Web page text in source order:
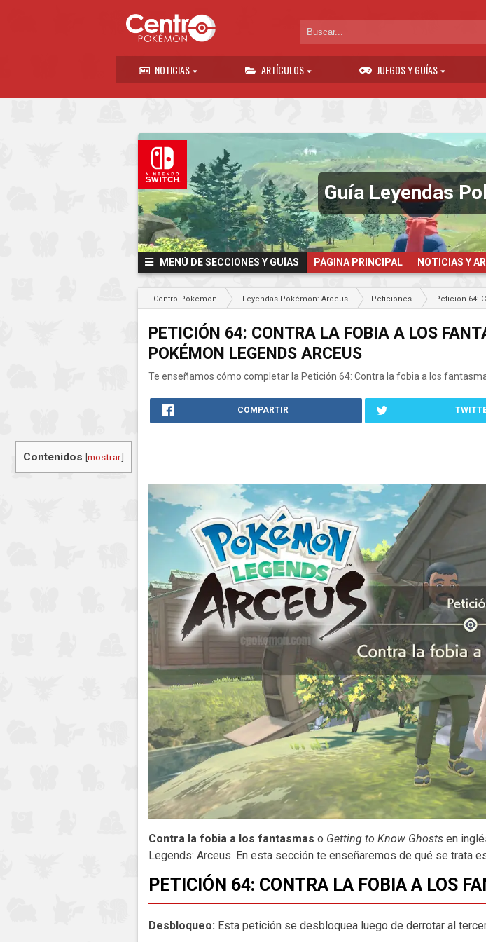
NOTICIAS ARTÍCULOS JUEGOS Y GUÍAS
Guía Leyendas
MENÚ DE SECCIONES Y GUÍAS PÁGINA PRINCIPAL NOTICIAS Y
Centro Pokémon Leyendas Pokémon: Arceus Peticiones Petición 64:
PETICIÓN 64: CONTRA LA FOBIA A LOS
POKÉMON LEGENDS ARCEUS
Te enseñamos cómo completar la Petición 64: Contra la fobia a los
COMPARTIR
Contenidos [mostrar]
Contra la fobia a los fantasmas o Getting to Know Ghosts en
Legends: Arceus. En esta sección te enseñaremos de qué se trata
PETICIÓN 64: CONTRA LA FOBIA A LOS
Desbloqueo: Esta petición se desbloquea luego de derrotar al